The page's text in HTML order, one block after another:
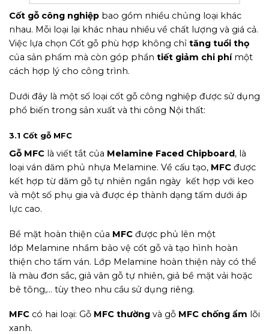
Cốt gỗ công nghiệp bao gồm nhiều chủng loại khác
nhau. Mỗi loại lại khác nhau nhiều về chất lượng và giá cả.
Việc lựa chọn Cốt gỗ phù hợp không chỉ tăng tuổi thọ
của sản phẩm mà còn góp phần tiết giảm chi phímột
cách hợp lý cho công trình.
Dưới đây là một số loại cốt gỗ công nghiệp được sử dụng
phổ biến trong sản xuất và thi công Nội thất:
3.1 Cốt gỗ MFC
Gỗ MFC là viết tắt của Melamine Faced Chipboard, là
loại ván dăm phủ nhựa Melamine. Về cấu tạo, MFC được
kết hợp từ dăm gỗ tự nhiên ngắn ngày kết hợp với keo
và một số phụ gia và được ép thành dạng tấm dưới áp
lực cao.
Bề mặt hoàn thiện của MFC được phủ lên một
lớp Melamine nhầm bảo vệ cốt gỗ và tạo hình hoàn
thiện cho tấm ván. Lớp Melamine hoàn thiện này có thể
là màu đơn sắc, giả vân gỗ tự nhiên, giả bề mặt vải hoặc
bê tông,… tùy theo nhu cầu sử dụng riêng.
MFC có hai loại: Gỗ MFC thường và gỗ MFC chống ẩm lõi
xanh.